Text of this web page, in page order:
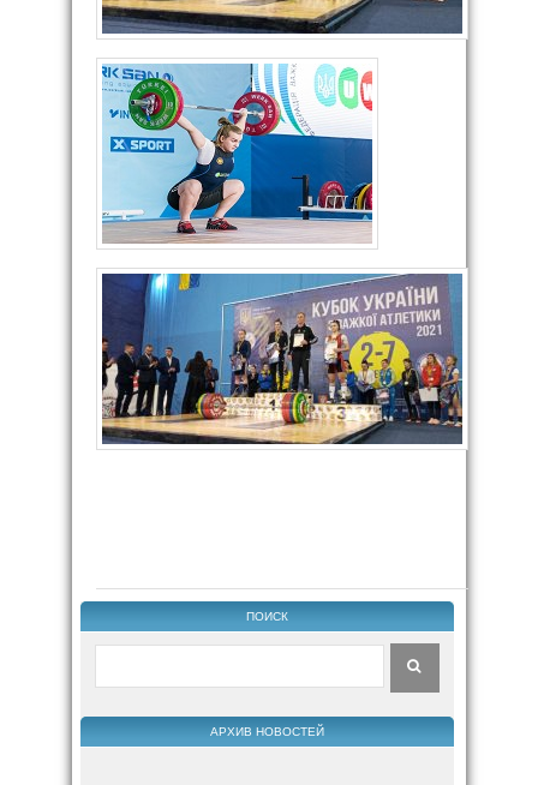
ПОИСК
АРХИВ НОВОСТЕЙ